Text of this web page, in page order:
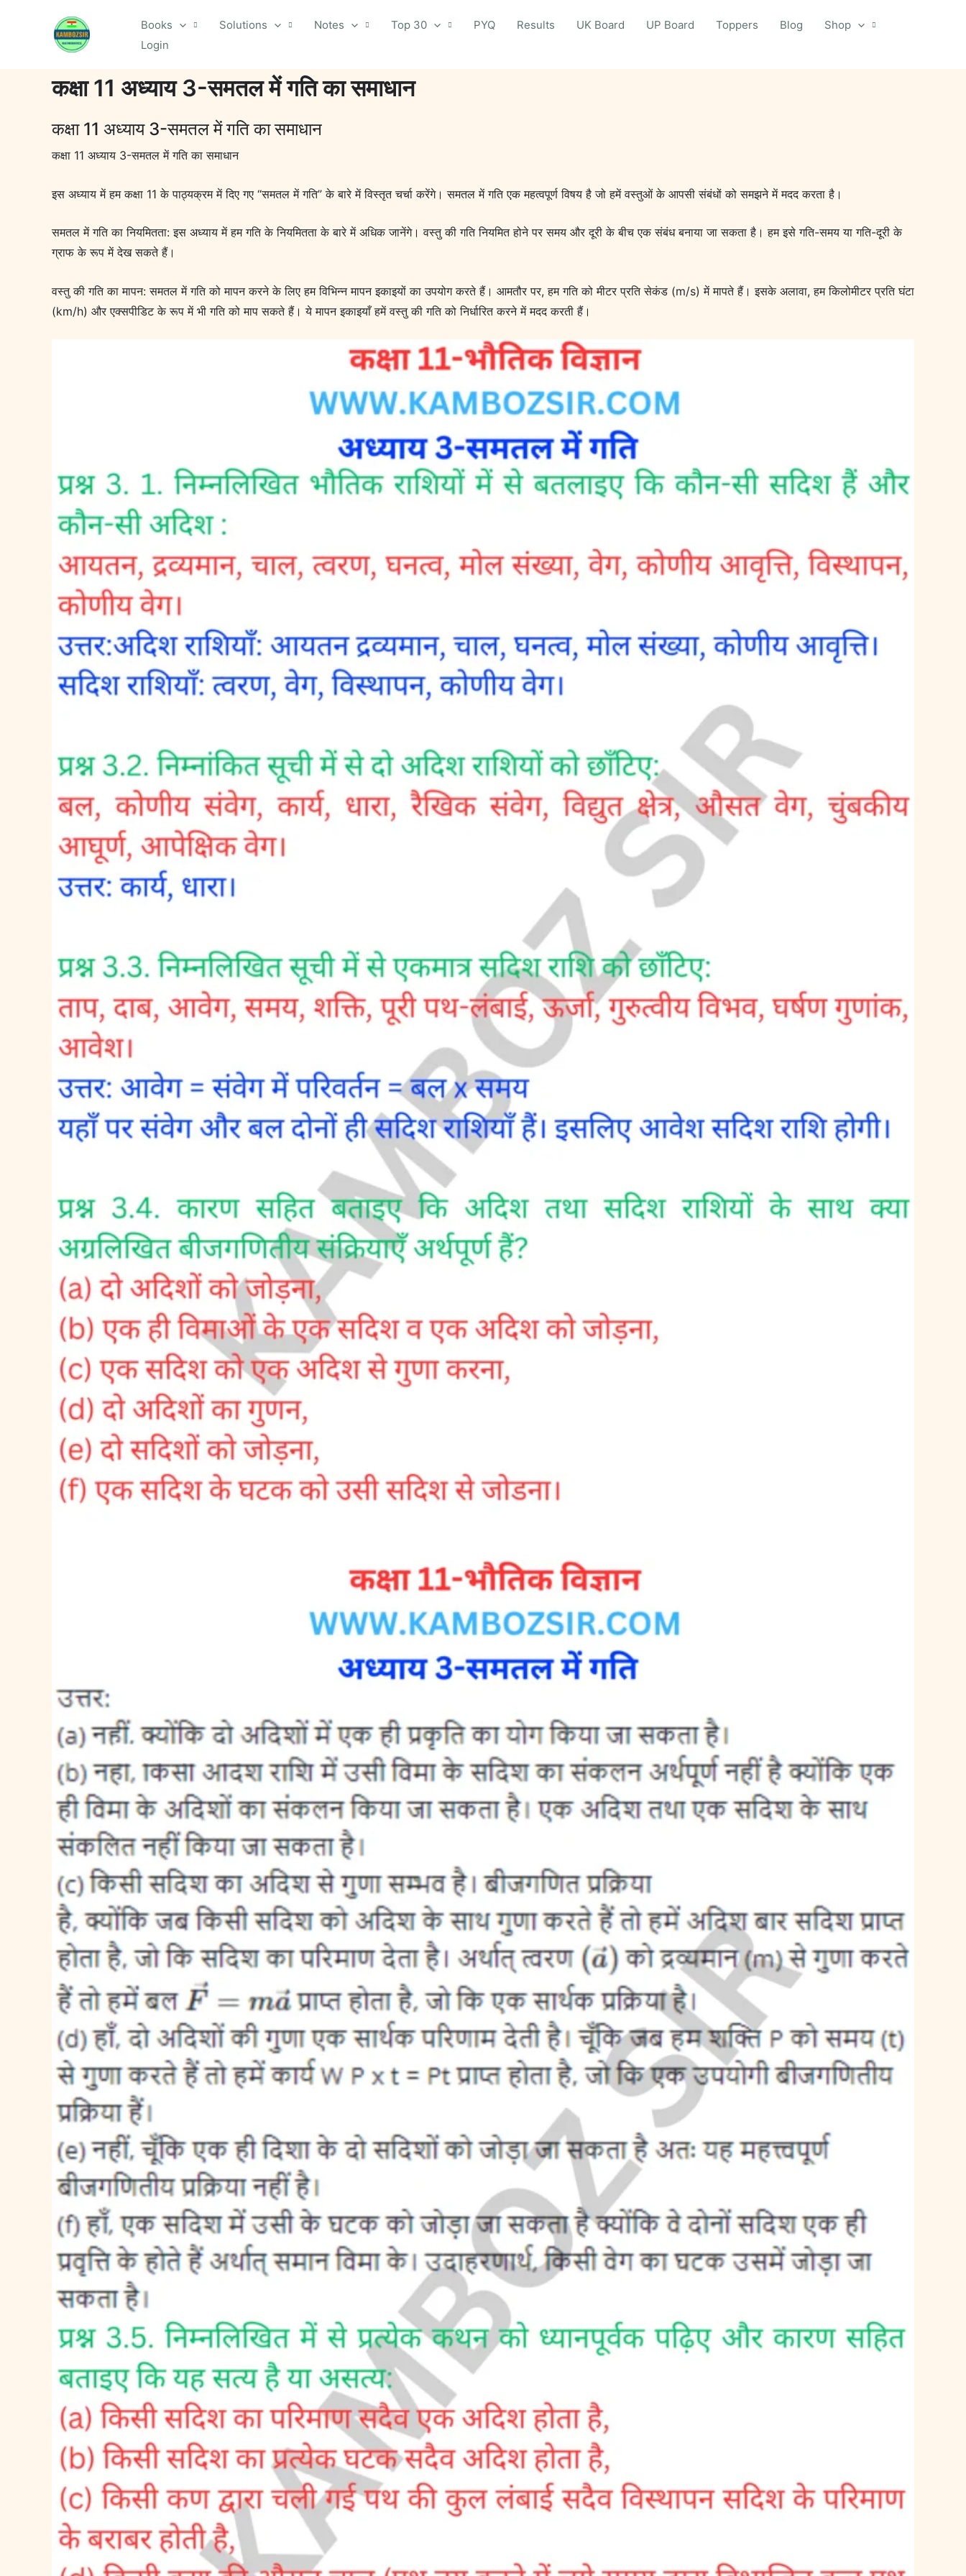
Books Solutions Notes Top 30 PYQ Results UK Board UP Board Toppers Blog
Shop
Login
कक्षा 11 अध्याय 3-समतल में गति का समाधान
कक्षा 11 अध्याय 3-समतल में गति का समाधान
कक्षा 11 अध्याय 3-समतल में गति का समाधान
इस अध्याय में हम कक्षा 11 के पाठ्यक्रम में दिए गए “समतल में गति” के बारे में विस्तृत चर्चा करेंगे। समतल में गति एक महत्वपूर्ण विषय है जो हमें वस्तुओं के आपसी संबंधों को समझने में मदद करता है।
समतल में गति का नियमितता: इस अध्याय में हम गति के नियमितता के बारे में अधिक जानेंगे। वस्तु की गति नियमित होने पर समय और दूरी के बीच एक संबंध बनाया जा सकता है। हम इसे गति-समय या गति-दूरी के
ग्राफ के रूप में देख सकते हैं।
वस्तु की गति का मापन: समतल में गति को मापन करने के लिए हम विभिन्न मापन इकाइयों का उपयोग करते हैं। आमतौर पर, हम गति को मीटर प्रति सेकंड (m/s) में मापते हैं। इसके अलावा, हम किलोमीटर प्रति घंटा
(km/h) और एक्सपीडिट के रूप में भी गति को माप सकते हैं। ये मापन इकाइयाँ हमें वस्तु की गति को निर्धारित करने में मदद करती हैं।